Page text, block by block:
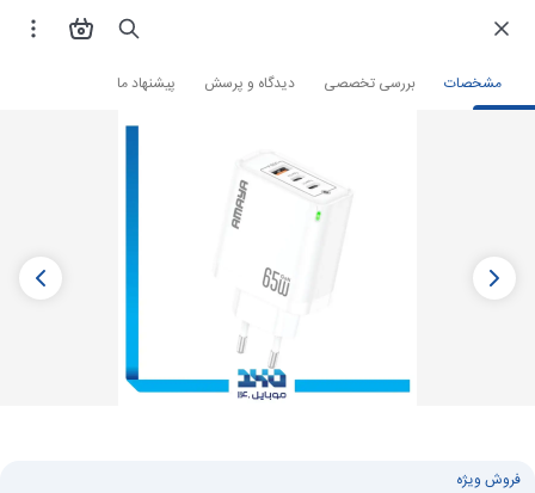
مشخصات بررسی تخصصی دیدگاه و پرسش پیشنهاد ما فروشگاه اینترنتی لوازم جانبی و قطعات موبایل شارژر گوشی شارژر دیواری
فروش ویژه